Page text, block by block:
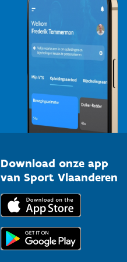
Download onze app
van Sport Vlaanderen